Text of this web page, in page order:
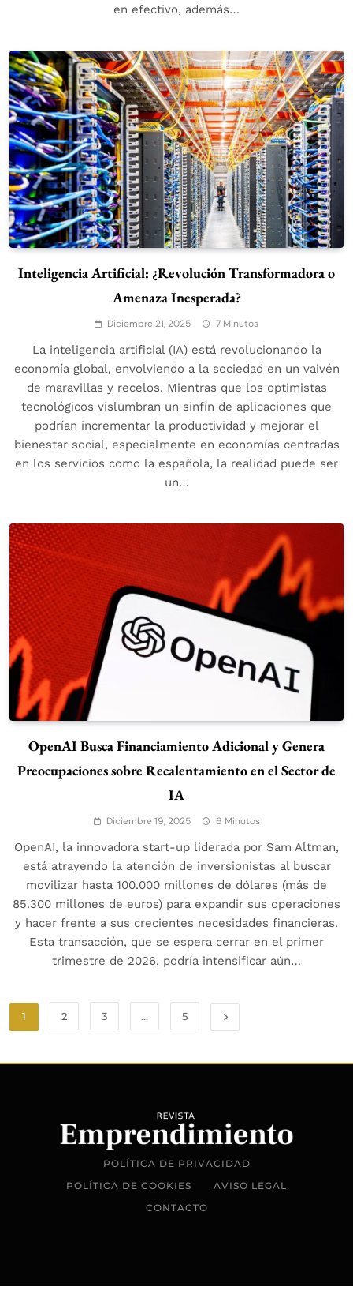
en efectivo, además…
Inteligencia Artificial: ¿Revolución Transformadora o
Amenaza Inesperada?
Diciembre 21, 2025 7 Minutos
La inteligencia artificial (IA) está revolucionando la
economía global, envolviendo a la sociedad en un vaivén
de maravillas y recelos. Mientras que los optimistas
tecnológicos vislumbran un sinfín de aplicaciones que
podrían incrementar la productividad y mejorar el
bienestar social, especialmente en economías centradas
en los servicios como la española, la realidad puede ser
un…
OpenAI Busca Financiamiento Adicional y Genera
Preocupaciones sobre Recalentamiento en el Sector de
IA
Diciembre 19, 2025 6 Minutos
OpenAI, la innovadora start-up liderada por Sam Altman,
está atrayendo la atención de inversionistas al buscar
movilizar hasta 100.000 millones de dólares (más de
85.300 millones de euros) para expandir sus operaciones
y hacer frente a sus crecientes necesidades financieras.
Esta transacción, que se espera cerrar en el primer
trimestre de 2026, podría intensificar aún…
1 2 3 … 5
POLÍTICA DE PRIVACIDAD
POLÍTICA DE COOKIES
AVISO LEGAL
CONTACTO